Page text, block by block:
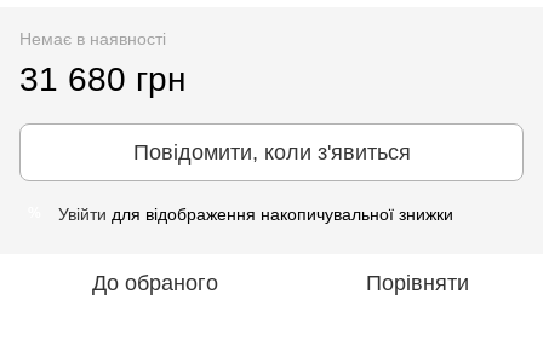
Немає в наявності
31 680 грн
Повідомити, коли з'явиться
Увійти для відображення накопичувальної знижки
До обраного Порівняти